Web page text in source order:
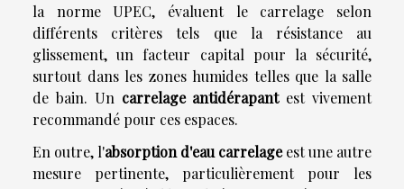
la norme UPEC, évaluent le carrelage selon
différents critères tels que la résistance au
glissement, un facteur capital pour la sécurité,
surtout dans les zones humides telles que la salle
de bain. Un carrelage antidérapantest vivement
recommandé pour ces espaces.
En outre, l'absorption d'eau carrelageest une autre
mesure pertinente, particulièrement pour les